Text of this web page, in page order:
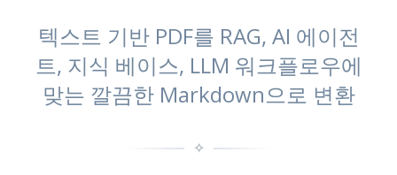
텍스트 기반 PDF를 RAG, AI 에이전
트, 지식 베이스, LLM 워크플로우에
맞는 깔끔한 Markdown으로 변환
✧